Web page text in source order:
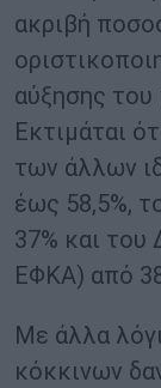
ακριβή
αύξησης του
Εκτιμάται
των άλλων
έως 58,5%,
37% και
ΕΦΚΑ) από
Με άλλα
κόκκινων